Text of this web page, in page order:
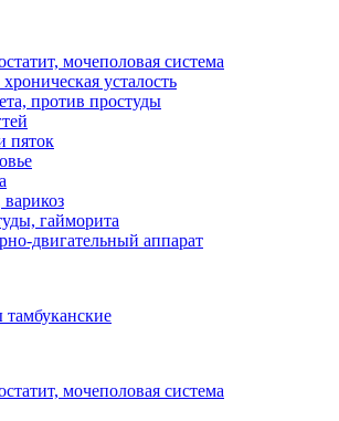
мочеполовая система
усталость
против простуды
пяток
варикоз
гайморита
двигательный аппарат
мочеполовая система